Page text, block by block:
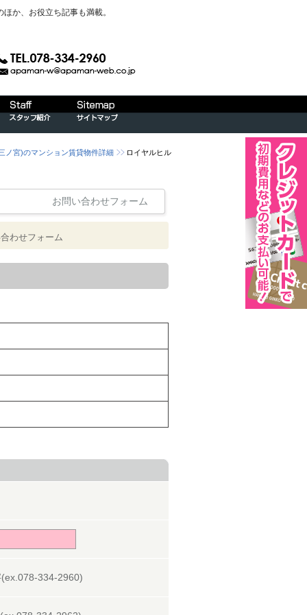
か、お役立ち記事も満載。
ノ宮)のマンション賃貸物件詳細
ロイヤルヒル
お問い合わせフォーム
わせフォーム
334-2960)